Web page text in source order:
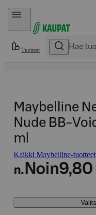
Hyppää sisältöön
Tuotteet
Maybelline
Nude BB-
ml
Kaikki Maybelline-tuotteet
n. Noin9,80